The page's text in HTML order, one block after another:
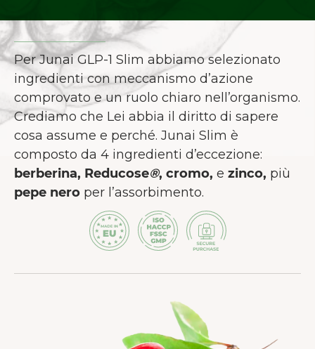
Per Junai GLP-1 Slim abbiamo selezionato
ingredienti con meccanismo d’azione
comprovato e un ruolo chiaro nell’organismo.
Crediamo che Lei abbia il diritto di sapere
cosa assume e perché. Junai Slim è
composto da 4 ingredienti d’eccezione:
berberina, Reducose®, cromo, e zinco, più
pepe nero per l’assorbimento.